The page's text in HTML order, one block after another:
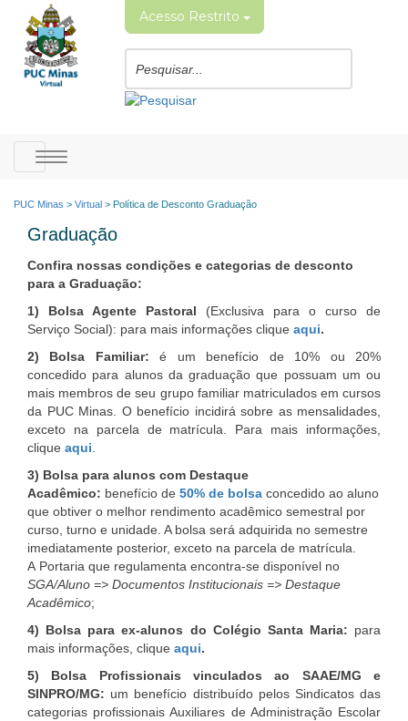
Acesso Restrito
Toggle
navigation
PUC Minas > Virtual > Política de Desconto Graduação
Graduação
Confira nossas condições e categorias de desconto
para a Graduação:
1) Bolsa Agente Pastoral (Exclusiva para o curso de
Serviço Social): para mais informações clique aqui.
2) Bolsa Familiar:
é um benefício de 10% ou 20%
concedido para alunos da graduação que possuam um ou
mais membros de seu grupo familiar matriculados em cursos
da PUC Minas. O benefício incidirá sobre as mensalidades,
exceto na parcela de matrícula. Para mais informações,
clique aqui.
3) Bolsa para alunos com Destaque
Acadêmico: benefício de 50% de bolsa concedido ao aluno
que obtiver o melhor rendimento acadêmico semestral por
curso, turno e unidade. A bolsa será adquirida no semestre
imediatamente posterior, exceto na parcela de matrícula.
A Portaria que regulamenta encontra-se disponível no
SGA/Aluno => Documentos Institucionais => Destaque
Acadêmico;
4) Bolsa para ex-alunos do Colégio Santa Maria: para
mais informações, clique aqui.
5) Bolsa Profissionais vinculados ao SAAE/MG e
SINPRO/MG: um benefício distribuído pelos Sindicatos das
categorias profissionais Auxiliares de Administração Escolar